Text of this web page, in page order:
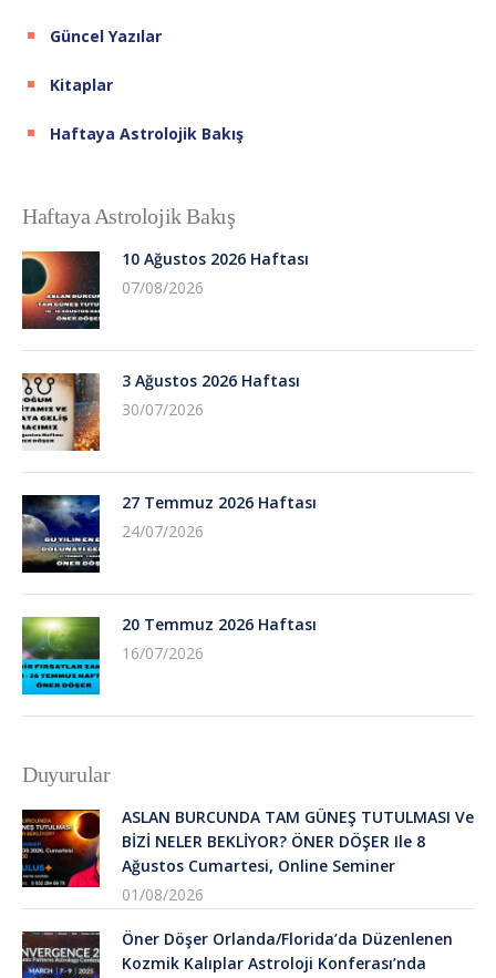
Güncel Yazılar
Kitaplar
Haftaya Astrolojik Bakış
Haftaya Astrolojik Bakış
10 Ağustos 2026 Haftası
07/08/2026
3 Ağustos 2026 Haftası
30/07/2026
27 Temmuz 2026 Haftası
24/07/2026
20 Temmuz 2026 Haftası
16/07/2026
Duyurular
ASLAN BURCUNDA TAM GÜNEŞ TUTULMASI Ve
BİZİ NELER BEKLİYOR? ÖNER DÖŞER Ile 8
Ağustos Cumartesi, Online Seminer
01/08/2026
Öner Döşer Orlanda/Florida’da Düzenlenen
Kozmik Kalıplar Astroloji Konferası’nda